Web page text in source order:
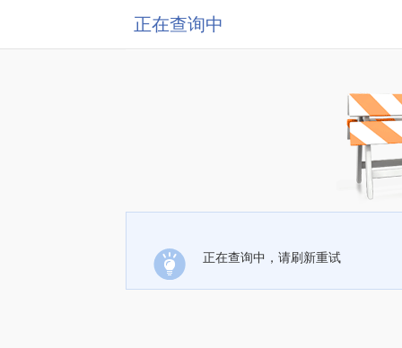
正在查询中
正在查询中，请刷新重试